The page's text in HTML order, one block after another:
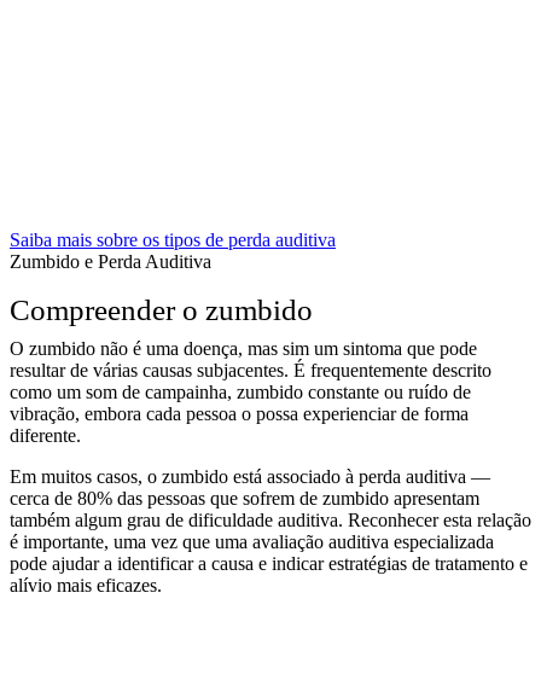
Saiba mais sobre os tipos de perda auditiva
Zumbido e Perda Auditiva
Compreender o zumbido
O zumbido não é uma doença, mas sim um sintoma que pode
resultar de várias causas subjacentes. É frequentemente descrito
como um som de campainha, zumbido constante ou ruído de
vibração, embora cada pessoa o possa experienciar de forma
diferente.
Em muitos casos, o zumbido está associado à perda auditiva —
cerca de 80% das pessoas que sofrem de zumbido apresentam
também algum grau de dificuldade auditiva. Reconhecer esta relação
é importante, uma vez que uma avaliação auditiva especializada
pode ajudar a identificar a causa e indicar estratégias de tratamento e
alívio mais eficazes.